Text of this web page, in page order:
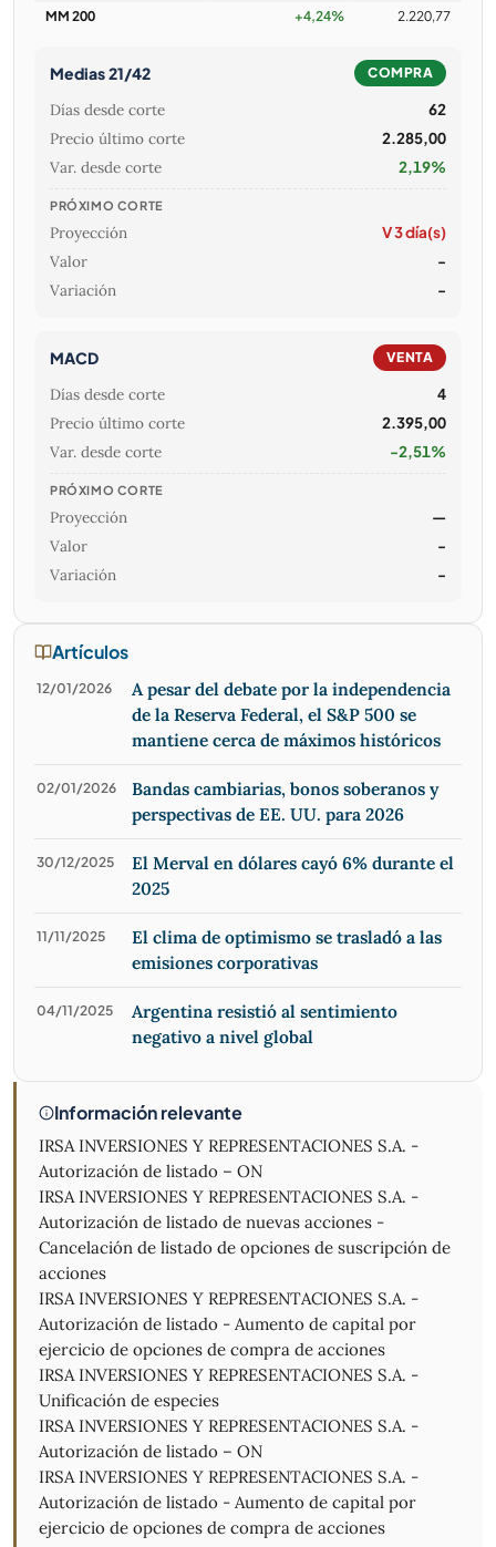
MM 200
+4,24% 2.220,77
Medias 21/42 COMPRA
Días desde corte 62
Precio último corte 2.285,00
Var. desde corte 2,19%
PRÓXIMO CORTE
Proyección V 3 día(s)
Valor -
Variación -
MACD VENTA
Días desde corte 4
Precio último corte 2.395,00
Var. desde corte -2,51%
PRÓXIMO CORTE
Proyección —
Valor -
Variación -
Artículos
12/01/2026
A pesar del debate por la independencia
de la Reserva Federal, el S&P 500 se
mantiene cerca de máximos históricos
02/01/2026
Bandas cambiarias, bonos soberanos y
perspectivas de EE. UU. para 2026
30/12/2025
El Merval en dólares cayó 6% durante el
2025
11/11/2025
El clima de optimismo se trasladó a las
emisiones corporativas
04/11/2025
Argentina resistió al sentimiento
negativo a nivel global
Información relevante
IRSA INVERSIONES Y REPRESENTACIONES S.A. -
Autorización de listado – ON
IRSA INVERSIONES Y REPRESENTACIONES S.A. -
Autorización de listado de nuevas acciones -
Cancelación de listado de opciones de suscripción de
acciones
IRSA INVERSIONES Y REPRESENTACIONES S.A. -
Autorización de listado - Aumento de capital por
ejercicio de opciones de compra de acciones
IRSA INVERSIONES Y REPRESENTACIONES S.A. -
Unificación de especies
IRSA INVERSIONES Y REPRESENTACIONES S.A. -
Autorización de listado – ON
IRSA INVERSIONES Y REPRESENTACIONES S.A. -
Autorización de listado - Aumento de capital por
ejercicio de opciones de compra de acciones